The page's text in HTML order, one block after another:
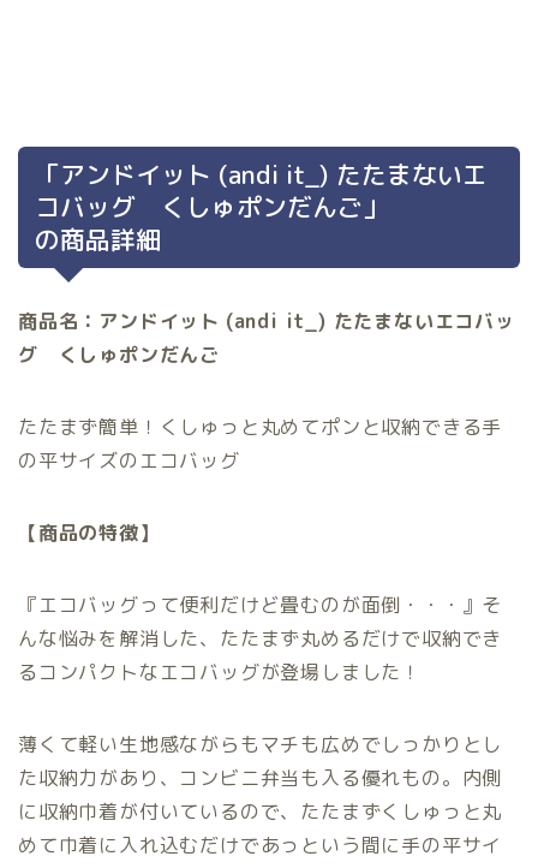
「アンドイット (andi it_) たたまないエ
コバッグ くしゅポンだんご」
の商品詳細
商品名：アンドイット (andi it_) たたまないエコバッ
グ くしゅポンだんご
たたまず簡単！くしゅっと丸めてポンと収納できる手
の平サイズのエコバッグ
【商品の特徴】
『エコバッグって便利だけど畳むのが面倒・・・』そ
んな悩みを解消した、たたまず丸めるだけで収納でき
るコンパクトなエコバッグが登場しました！
薄くて軽い生地感ながらもマチも広めでしっかりとし
た収納力があり、コンビニ弁当も入る優れもの。内側
に収納巾着が付いているので、たたまずくしゅっと丸
めて巾着に入れ込むだけであっという間に手の平サイ